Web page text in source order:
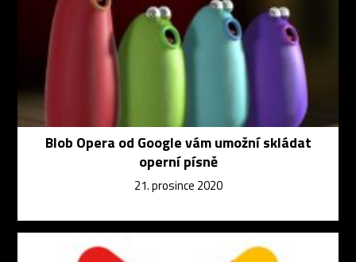
Blob Opera od Google vám umožní skládat
operní písně
21. prosince 2020